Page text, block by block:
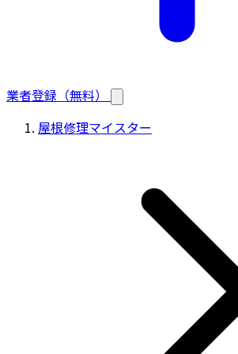
業者登録（無料）
屋根修理マイスター